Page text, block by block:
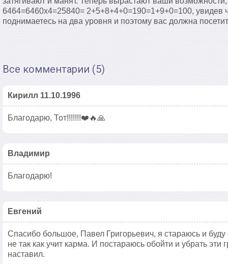
6464=6460х4=25840= 2+5+8+4+0=190=1+9+0=100, увидев
поднимаетесь на два уровня и поэтому вас должна
Все комментарии (5)
Кирилл 11.10.1996
Благодарю, Тот!!!!!!!❤️🔥🙏
Владимир
Благодарю!
Евгений
Спасибо большое, Павел Григорьевич, я стараюсь и буду
не так как учит карма. И постараюсь обойти и убрать эти
наставил.